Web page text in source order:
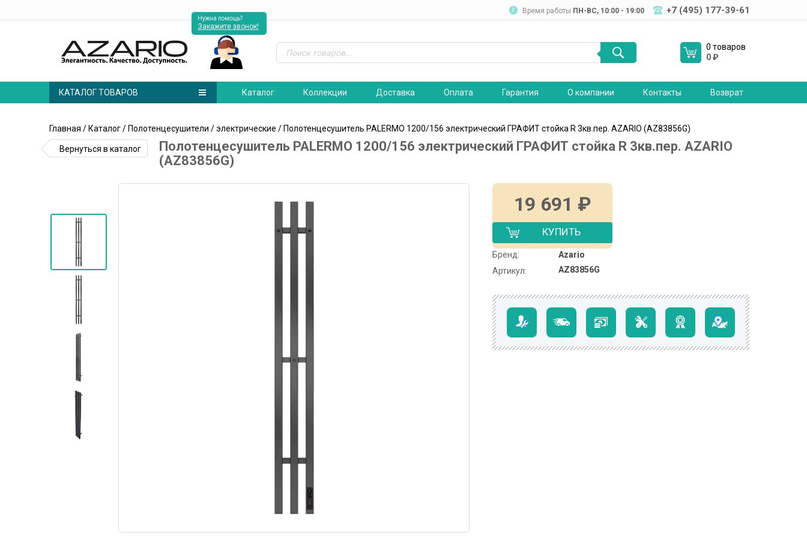
Время работы ПН-ВC, 10:00 - 19:00 +7 (495) 177-39-61
Нужна помощь?
Закажите звонок!
0 товаров
0₽
КАТАЛОГ ТОВАРОВ Каталог Коллекции Доставка Оплата Гарантия О компании Контакты Возврат
Главная / Каталог/ Полотенцесушители /электрические / Полотенцесушитель PALERMO 1200/156 электрический ГРАФИТ стойка R 3кв.пер. AZARIO (AZ83856G)
Вернуться в каталог
Полотенцесушитель PALERMO 1200/156 электрический ГРАФИТ стойка R 3кв.пер. AZARIO
(AZ83856G)
19 691 ₽
КУПИТЬ
Бренд:
Azario
Артикул:
AZ83856G